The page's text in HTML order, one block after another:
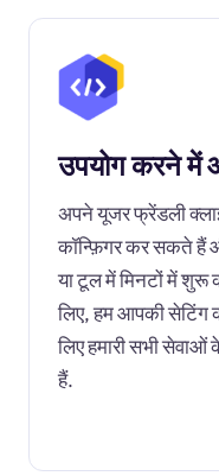
उपयोग करने
अपने यूजर फ्रेंडली
कॉन्फ़िगर कर सकते हैं
या टूल में मिनटों में
लिए, हम आपकी सेटिंग
लिए हमारी सभी सेवाओं
हैं.